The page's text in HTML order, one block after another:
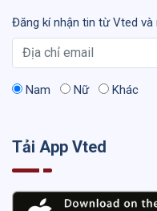
Đăng kí nhận tin từ Vted và
Nam Nữ Khác
Tải App Vted